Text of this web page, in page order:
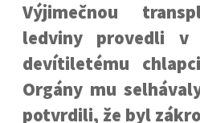
Výjimečnou
ledviny provedli v
devítiletému
Orgány mu
potvrdili, že byl